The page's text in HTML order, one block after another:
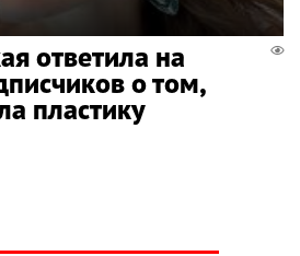
ответила на
о том,
пластику